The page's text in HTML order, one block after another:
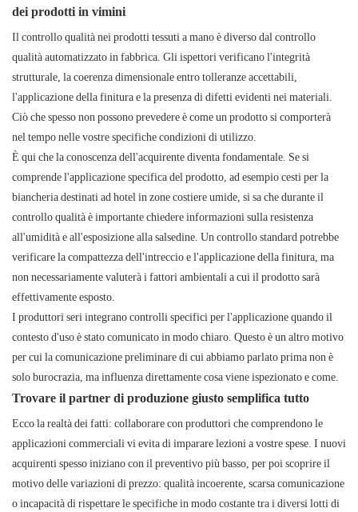
dei prodotti in vimini
Il controllo qualità nei prodotti tessuti a mano è diverso dal controllo
qualità automatizzato in fabbrica. Gli ispettori verificano l'integrità
strutturale, la coerenza dimensionale entro tolleranze accettabili,
l'applicazione della finitura e la presenza di difetti evidenti nei materiali.
Ciò che spesso non possono prevedere è come un prodotto si comporterà
nel tempo nelle vostre specifiche condizioni di utilizzo.
È qui che la conoscenza dell'acquirente diventa fondamentale. Se si
comprende l'applicazione specifica del prodotto, ad esempio cesti per la
biancheria destinati ad hotel in zone costiere umide, si sa che durante il
controllo qualità è importante chiedere informazioni sulla resistenza
all'umidità e all'esposizione alla salsedine. Un controllo standard potrebbe
verificare la compattezza dell'intreccio e l'applicazione della finitura, ma
non necessariamente valuterà i fattori ambientali a cui il prodotto sarà
effettivamente esposto.
I produttori seri integrano controlli specifici per l'applicazione quando il
contesto d'uso è stato comunicato in modo chiaro. Questo è un altro motivo
per cui la comunicazione preliminare di cui abbiamo parlato prima non è
solo burocrazia, ma influenza direttamente cosa viene ispezionato e come.
Trovare il partner di produzione giusto semplifica tutto
Ecco la realtà dei fatti: collaborare con produttori che comprendono le
applicazioni commerciali vi evita di imparare lezioni a vostre spese. I nuovi
acquirenti spesso iniziano con il preventivo più basso, per poi scoprire il
motivo delle variazioni di prezzo: qualità incoerente, scarsa comunicazione
o incapacità di rispettare le specifiche in modo costante tra i diversi lotti di